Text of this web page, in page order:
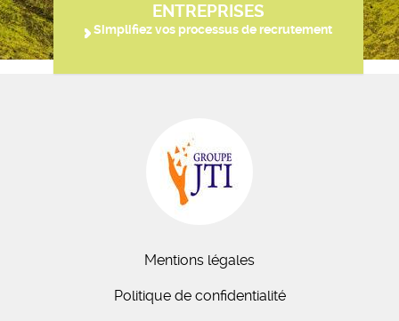
ENTREPRISES
Simplifiez vos processus de recrutement
Mentions légales
Politique de confidentialité